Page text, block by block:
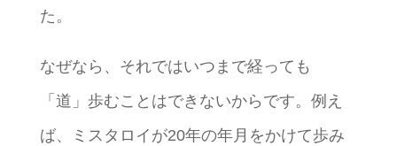
た。
なぜなら、それではいつまで経っても
「道」歩むことはできないからです。例え
ば、ミスタロイが20年の年月をかけて歩み